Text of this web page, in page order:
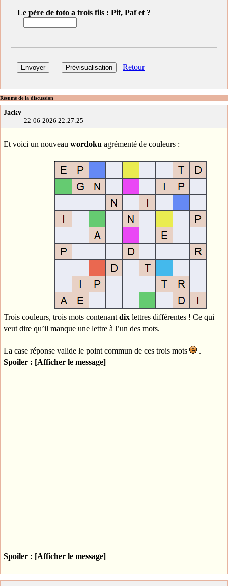
Le père de toto a trois fils : Pif, Paf et ?
Retour
Résumé de la discussion
Jackv
22-06-2026 22:27:25
Et voici un nouveau wordoku agrémenté de couleurs :
Trois couleurs, trois mots contenant dix lettres différentes ! Ce qui
veut dire qu’il manque une lettre à l’un des mots.
La case réponse valide le point commun de ces trois mots
.
Spoiler : [Afficher le message]
Spoiler : [Afficher le message]